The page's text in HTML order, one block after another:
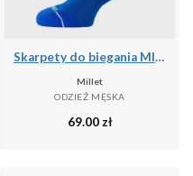
Skarpety do biegania MILLET Intense Crew Socks M
Millet
ODZIEŻ MĘSKA
69.00 zł